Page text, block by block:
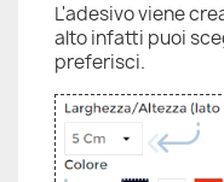
L'adesivo viene
alto infatti puoi
preferisci.